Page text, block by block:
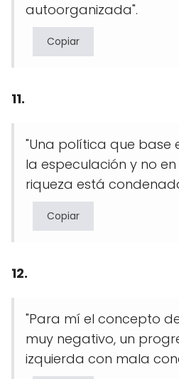
autoorganizada".
Copiar
11.
"Una política que base
la especulación y no
riqueza está
Copiar
12.
"Para mí el concepto
muy negativo, un
izquierda con mala